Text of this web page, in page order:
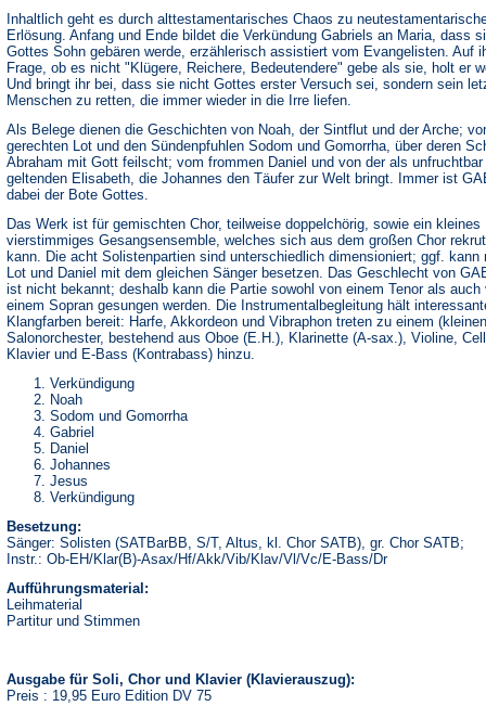
Inhaltlich geht es durch alttestamentarisches Chaos zu
Erlösung. Anfang und Ende bildet die Verkündung Gabriels an Maria, dass
Gottes Sohn gebären werde, erzählerisch assistiert vom Evangelisten. Auf
Frage, ob es nicht "Klügere, Reichere, Bedeutendere" gebe als sie, holt er
Und bringt ihr bei, dass sie nicht Gottes erster Versuch sei, sondern sein
Menschen zu retten, die immer wieder in die Irre liefen.
Als Belege dienen die Geschichten von Noah, der Sintflut und der Arche;
gerechten Lot und den Sündenpfuhlen Sodom und Gomorrha, über deren
Abraham mit Gott feilscht; vom frommen Daniel und von der als unfruchtbar
geltenden Elisabeth, die Johannes den Täufer zur Welt bringt. Immer ist
dabei der Bote Gottes.
Das Werk ist für gemischten Chor, teilweise doppelchörig, sowie ein kleines
vierstimmiges Gesangsensemble, welches sich aus dem großen Chor
kann. Die acht Solistenpartien sind unterschiedlich dimensioniert; ggf. kann
Lot und Daniel mit dem gleichen Sänger besetzen. Das Geschlecht von
ist nicht bekannt; deshalb kann die Partie sowohl von einem Tenor als auch
einem Sopran gesungen werden. Die Instrumentalbegleitung hält
Klangfarben bereit: Harfe, Akkordeon und Vibraphon treten zu einem
Salonorchester, bestehend aus Oboe (E.H.), Klarinette (A-sax.), Violine,
Klavier und E-Bass (Kontrabass) hinzu.
Verkündigung
Noah
Sodom und Gomorrha
Gabriel
Daniel
Johannes
Jesus
Verkündigung
Besetzung:
Sänger: Solisten (SATBarBB, S/T, Altus, kl. Chor SATB), gr. Chor SATB;
Instr.: Ob-EH/Klar(B)-Asax/Hf/Akk/Vib/Klav/Vl/Vc/E-Bass/Dr
Aufführungsmaterial:
Leihmaterial
Partitur und Stimmen
Ausgabe für Soli, Chor und Klavier (Klavierauszug):
Preis : 19,95 Euro Edition DV 75